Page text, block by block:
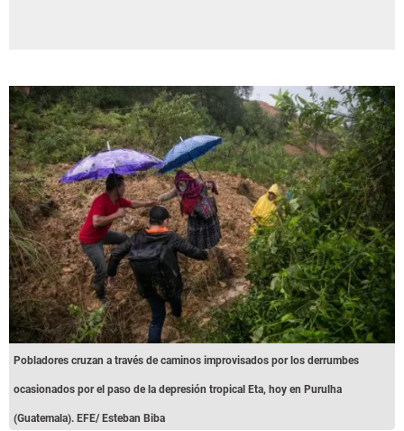
Pobladores cruzan a través de caminos improvisados por los derrumbes
ocasionados por el paso de la depresión tropical Eta, hoy en Purulha
(Guatemala). EFE/ Esteban Biba